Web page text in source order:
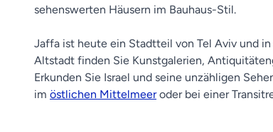
sehenswerten Häusern im Bauhaus-Stil.
Jaffa ist heute ein Stadtteil von Tel Aviv und
Altstadt finden Sie Kunstgalerien,
Erkunden Sie Israel und seine unzähligen
im östlichen Mittelmeeroder bei einer